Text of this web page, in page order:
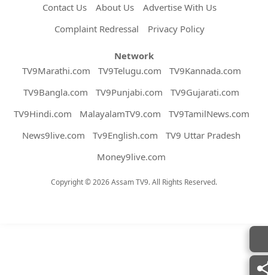
Contact Us About Us
Advertise With Us
Complaint Redressal
Privacy Policy
Network
TV9Marathi.com
TV9Telugu.com
TV9Kannada.com
TV9Bangla.com
TV9Punjabi.com
TV9Gujarati.com
TV9Hindi.com
MalayalamTV9.com
TV9TamilNews.com
News9live.com
Tv9English.com
TV9 Uttar Pradesh
Money9live.com
Copyright © 2026 Assam TV9. All Rights Reserved.